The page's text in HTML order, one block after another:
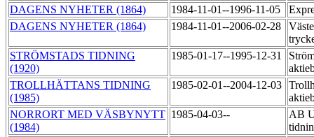
DAGENS NYHETER (1864)
1984-11-01--1996-11-05
DAGENS NYHETER (1864)
1984-11-01--2006-02-28
STRÖMSTADS TIDNING
(1920)
1985-01-17--1995-12-31
TROLLHÄTTANS TIDNING
(1985)
1985-02-01--2004-12-03
NORRORT MED VÄSBYNYTT
(1984)
1985-04-03--
AB